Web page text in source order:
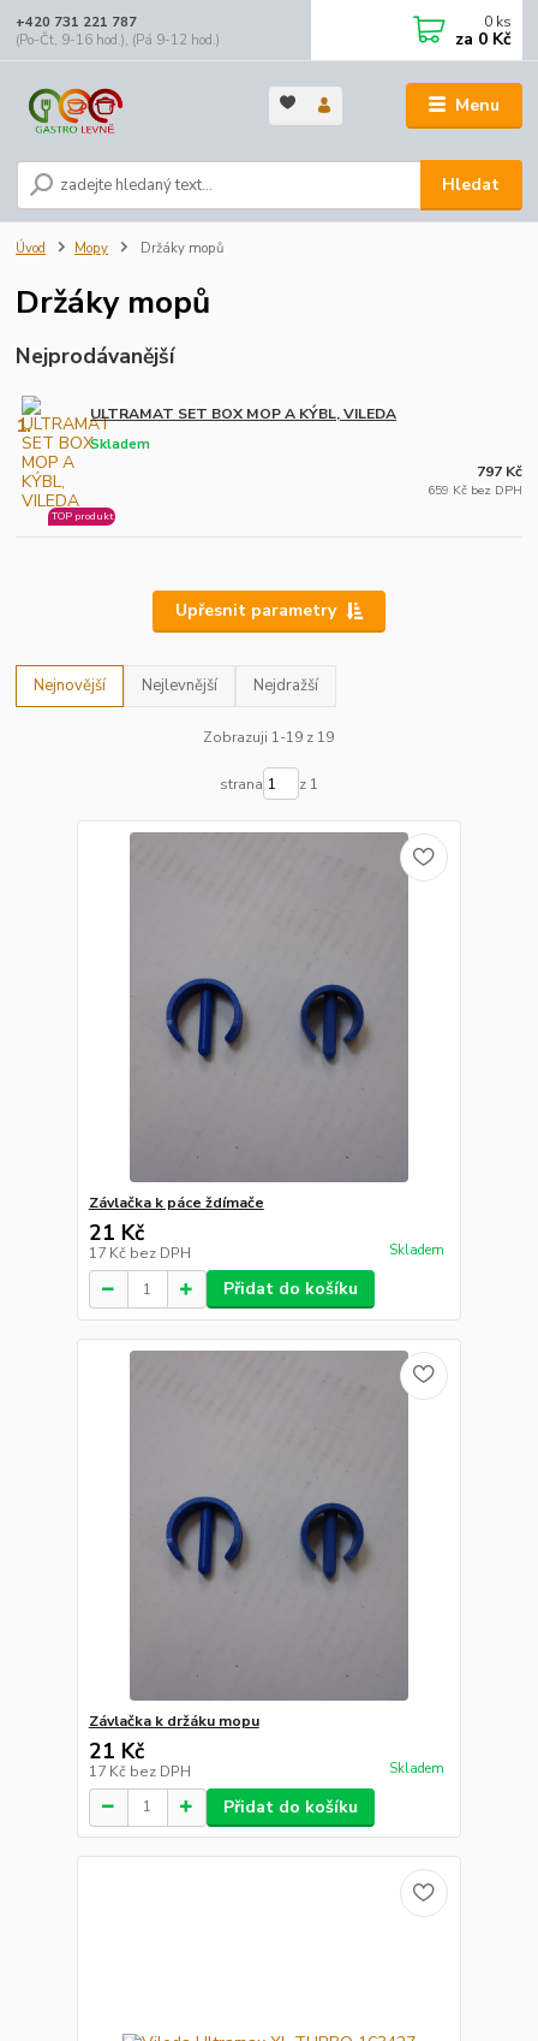
Menu
Hledat
+420 731 221 787
(Po-Čt, 9-16 hod.), (Pá 9-12 hod.)
0 ks
za 0 Kč
Úvod Mopy Držáky mopů
Držáky mopů
Nejprodávanější
1. ULTRAMAT SET BOX MOP A KÝBL, VILEDA
Skladem
TOP produkt
797 Kč
659 Kč bez DPH
Upřesnit parametry
Nejnovější Nejlevnější Nejdražší
Zobrazuji 1-19 z 19
strana z 1
Závlačka k páce ždímače
21 Kč
17 Kč bez DPH Skladem
Přidat do košíku
Závlačka k držáku mopu
21 Kč
17 Kč bez DPH Skladem
Přidat do košíku